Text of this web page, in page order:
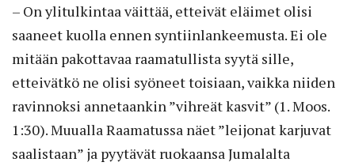
– On ylitulkintaa väittää, etteivät eläimet olisi
saaneet kuolla ennen syntiinlankeemusta. Ei ole
mitään pakottavaa raamatullista syytä sille,
etteivätkö ne olisi syöneet toisiaan, vaikka niiden
ravinnoksi annetaankin ”vihreät kasvit” (1. Moos.
1:30). Muualla Raamatussa näet ”leijonat karjuvat
saalistaan” ja pyytävät ruokaansa Jumalalta